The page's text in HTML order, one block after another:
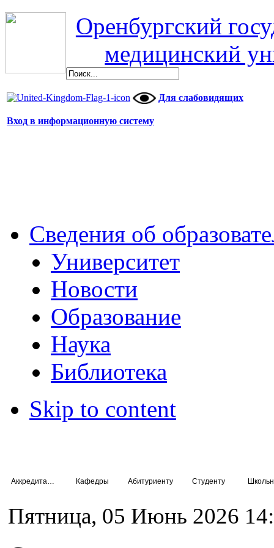
Оренбургский
медицинский
Для слабовидящих
Вход в информационную систему
Сведения об
Университет
Новости
Образование
Наука
Библиотека
Skip to content
Кафедры Абитуриенту Студенту
Пятница, 05 Июнь 2026